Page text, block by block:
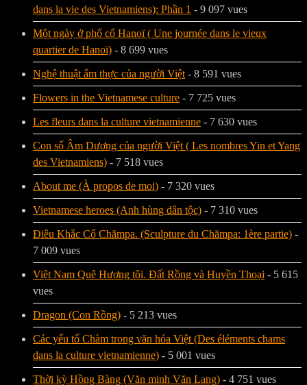
dans la vie des Vietnamiens): Phần 1 - 9 097 vues
Một ngày ở phố cổ Hanoï ( Une journée dans le vieux
quartier de Hanoï) - 8 699 vues
Nghệ thuật ẩm thực của người Việt - 8 591 vues
Flowers in the Vietnamese culture - 7 725 vues
Les fleurs dans la culture vietnamienne - 7 630 vues
Con số Âm Dương của người Việt ( Les nombres Yin et Yang
des Vietnamiens) - 7 518 vues
About me (À propos de moi) - 7 320 vues
Vietnamese heroes (Anh hùng dân tộc) - 7 310 vues
Điêu Khắc Cổ Chămpa. (Sculpture du Chămpa: 1ère partie) -
7 009 vues
Việt Nam Quê Hương tôi. Đất Rồng và Huyền Thoại - 5 615
vues
Dragon (Con Rồng) - 5 213 vues
Các yếu tố Chàm trong văn hóa Việt (Des éléments chams
dans la culture vietnamienne) - 5 001 vues
Thời kỳ Hồng Bàng (Văn minh Văn Lang) - 4 751 vues